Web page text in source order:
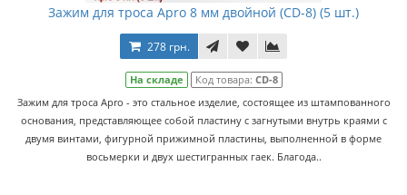
Зажим для троса Apro 8 мм двойной (CD-8) (5 шт.)
278 грн.
На складе Код товара: CD-8
Зажим для троса Apro - это стальное изделие, состоящее из штампованного
основания, представляющее собой пластину с загнутыми внутрь краями с
двумя винтами, фигурной прижимной пластины, выполненной в форме
восьмерки и двух шестигранных гаек. Благода..